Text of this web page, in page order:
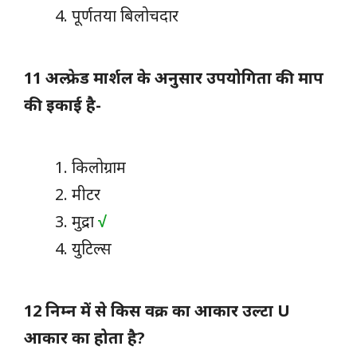
पूर्णतया बिलोचदार
11 अल्फ्रेड मार्शल के अनुसार उपयोगिता की माप
की इकाई है-
किलोग्राम
मीटर
मुद्रा√
युटिल्स
12 निम्न में से किस वक्र का आकार उल्टा U
आकार का होता है?